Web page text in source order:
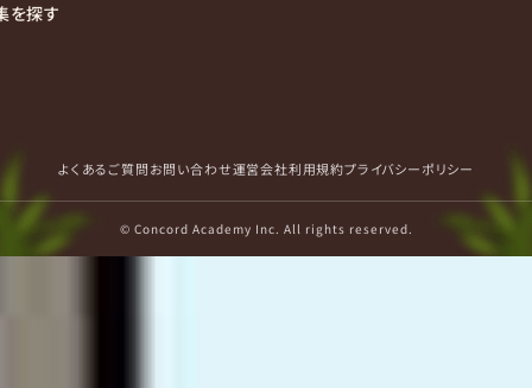
を探す
よくあるご質問お問い合わせ運営会社利用規約プライバシーポリシー
© Concord Academy Inc. All rights reserved.